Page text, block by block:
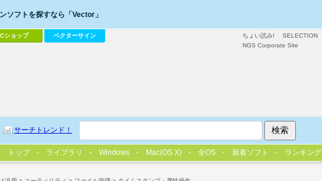
ちょい読み! SELECTION
NGS Corporate Site
ソフトを探すなら「Vector」
ショップ ベクターサイン
サーチトレンド！
トップ ライブラリ Windows Mac(OS X) 全OS 新着ソフト ランキング